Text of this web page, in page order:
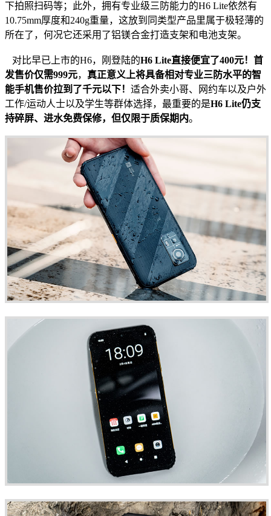
下拍照扫码等；此外，拥有专业级三防能力的H6 Lite依然有
10.75mm厚度和240g重量，这放到同类型产品里属于极轻薄的
所在了，何况它还采用了铝镁合金打造支架和电池支架。
对比早已上市的H6，刚登陆的H6 Lite直接便宜了400元！首
发售价仅需999元， 真正意义上将具备相对专业三防水平的智
能手机售价拉到了千元以下！ 适合外卖小哥、网约车以及户外
工作/运动人士以及学生等群体选择，最重要的是H6 Lite仍支
持碎屏、进水免费保修，但仅限于质保期内。